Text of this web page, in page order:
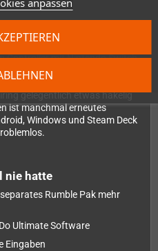
Controller mit Nintendo Switch,
Für Windows-Setups gibt es
Option.
gelegentlich etwas hakelig
ist manchmal erneutes
Windows und Steam Deck
nie hatte
Rumble Pak mehr
Ultimate Software
Eingaben